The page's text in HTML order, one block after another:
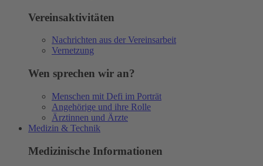
Vereinsaktivitäten
Nachrichten aus der Vereinsarbeit
Vernetzung
Wen sprechen wir an?
Menschen mit Defi im Porträt
Angehörige und ihre Rolle
Ärztinnen und Ärzte
Medizin & Technik
Medizinische Informationen